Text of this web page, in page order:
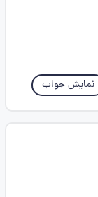
نمایش جواب